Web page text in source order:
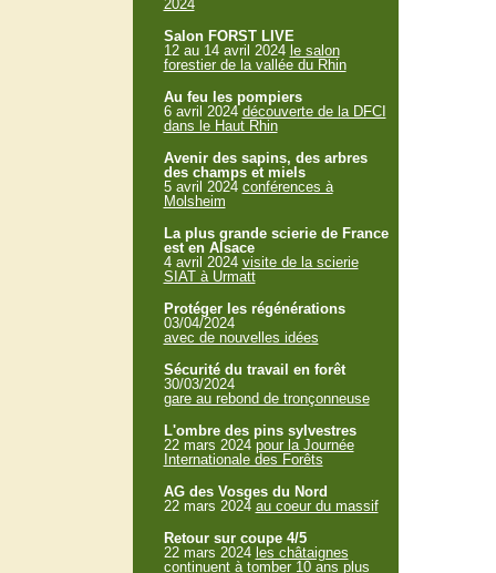
2024
Salon FORST LIVE
12 au 14 avril 2024 le salon
forestier de la vallée du Rhin
Au feu les pompiers
6 avril 2024 découverte de la DFCI
dans le Haut Rhin
Avenir des sapins, des arbres
des champs et miels
5 avril 2024 conférences à
Molsheim
La plus grande scierie de France
est en Alsace
4 avril 2024 visite de la scierie
SIAT à Urmatt
Protéger les régénérations
03/04/2024
avec de nouvelles idées
Sécurité du travail en forêt
30/03/2024
gare au rebond de tronçonneuse
L'ombre des pins sylvestres
22 mars 2024 pour la Journée
Internationale des Forêts
AG des Vosges du Nord
22 mars 2024 au coeur du massif
Retour sur coupe 4/5
22 mars 2024 les châtaignes
continuent à tomber 10 ans plus